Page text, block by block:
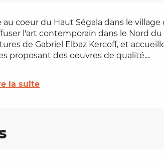
au coeur du Haut Ségala dans le
l'art contemporain dans le Nord
de Gabriel Elbaz Kercoff, et
proposant des oeuvres de qualité....
la suite